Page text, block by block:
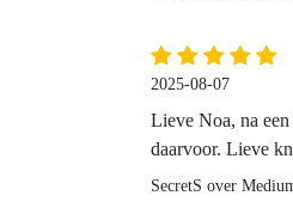
2025-08-07
Lieve Noa, na
daarvoor. Lieve
SecretS over